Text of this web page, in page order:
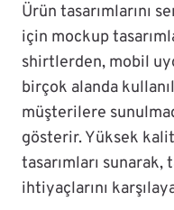
Ürün tasarımlarını
için mockup
shirtlerden, mobil
birçok alanda
müşterilere
gösterir. Yüksek
tasarımları sunarak,
ihtiyaçlarını